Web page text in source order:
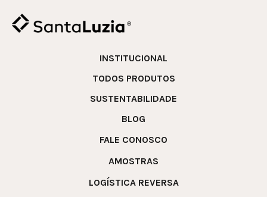
INSTITUCIONAL
TODOS PRODUTOS
SUSTENTABILIDADE
BLOG
FALE CONOSCO
AMOSTRAS
LOGÍSTICA REVERSA